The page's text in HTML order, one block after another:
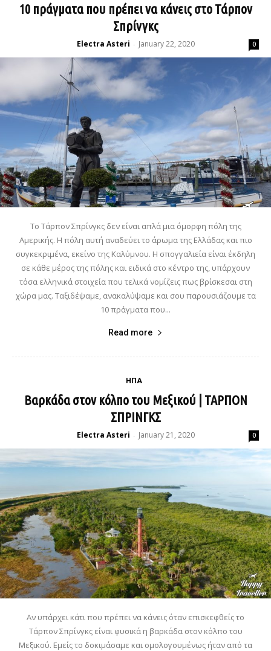
10 πράγματα που πρέπει να κάνεις στο Τάρπον
Σπρίνγκς
Electra Asteri - January 22, 2020 0
Το Τάρπον Σπρίνγκς δεν είναι απλά μια όμορφη πόλη της
Αμερικής. Η πόλη αυτή αναδεύει το άρωμα της Ελλάδας και πιο
συγκεκριμένα, εκείνο της Καλύμνου. Η σπογγαλιεία είναι έκδηλη
σε κάθε μέρος της πόλης και ειδικά στο κέντρο της, υπάρχουν
τόσα ελληνικά στοιχεία που τελικά νομίζεις πως βρίσκεσαι στη
χώρα μας. Ταξιδέψαμε, ανακαλύψαμε και σου παρουσιάζουμε τα
10 πράγματα που...
Read more
ΗΠΑ
Βαρκάδα στον κόλπο του Μεξικού | ΤΑΡΠΟΝ
ΣΠΡΙΝΓΚΣ
Electra Asteri - January 21, 2020 0
Αν υπάρχει κάτι που πρέπει να κάνεις όταν επισκεφθείς το
Τάρπον Σπρίνγκς είναι φυσικά η βαρκάδα στον κόλπο του
Μεξικού. Εμείς το δοκιμάσαμε και ομολογουμένως ήταν από τα